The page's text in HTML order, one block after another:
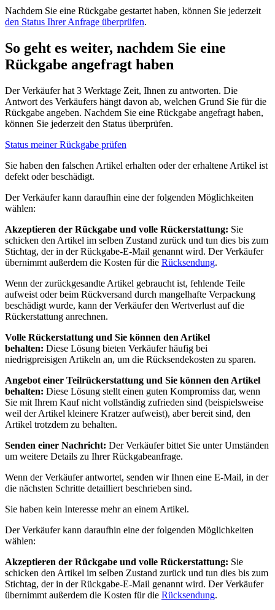
Nachdem Sie eine Rückgabe gestartet haben, können Sie jederzeit
den Status Ihrer Anfrage überprüfen.
So geht es weiter, nachdem Sie eine
Rückgabe angefragt haben
Der Verkäufer hat 3 Werktage Zeit, Ihnen zu antworten. Die
Antwort des Verkäufers hängt davon ab, welchen Grund Sie für die
Rückgabe angeben. Nachdem Sie eine Rückgabe angefragt haben,
können Sie jederzeit den Status überprüfen.
Status meiner Rückgabe prüfen
Sie haben den falschen Artikel erhalten oder der erhaltene Artikel ist
defekt oder beschädigt.
Der Verkäufer kann daraufhin eine der folgenden Möglichkeiten
wählen:
Akzeptieren der Rückgabe und volle Rückerstattung: Sie
schicken den Artikel im selben Zustand zurück und tun dies bis zum
Stichtag, der in der Rückgabe-E-Mail genannt wird. Der Verkäufer
übernimmt außerdem die Kosten für die Rücksendung.
Wenn der zurückgesandte Artikel gebraucht ist, fehlende Teile
aufweist oder beim Rückversand durch mangelhafte Verpackung
beschädigt wurde, kann der Verkäufer den Wertverlust auf die
Rückerstattung anrechnen.
Volle Rückerstattung und Sie können den Artikel
behalten: Diese Lösung bieten Verkäufer häufig bei
niedrigpreisigen Artikeln an, um die Rücksendekosten zu sparen.
Angebot einer Teilrückerstattung und Sie können den Artikel
behalten: Diese Lösung stellt einen guten Kompromiss dar, wenn
Sie mit Ihrem Kauf nicht vollständig zufrieden sind (beispielsweise
weil der Artikel kleinere Kratzer aufweist), aber bereit sind, den
Artikel trotzdem zu behalten.
Senden einer Nachricht: Der Verkäufer bittet Sie unter Umständen
um weitere Details zu Ihrer Rückgabeanfrage.
Wenn der Verkäufer antwortet, senden wir Ihnen eine E-Mail, in der
die nächsten Schritte detailliert beschrieben sind.
Sie haben kein Interesse mehr an einem Artikel.
Der Verkäufer kann daraufhin eine der folgenden Möglichkeiten
wählen:
Akzeptieren der Rückgabe und volle Rückerstattung: Sie
schicken den Artikel im selben Zustand zurück und tun dies bis zum
Stichtag, der in der Rückgabe-E-Mail genannt wird. Der Verkäufer
übernimmt außerdem die Kosten für die Rücksendung.